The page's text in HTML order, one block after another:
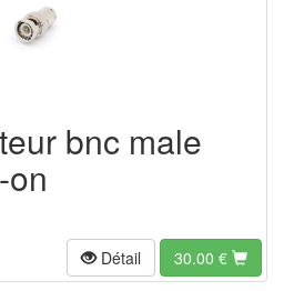
bnc male
Détail 30.00 €